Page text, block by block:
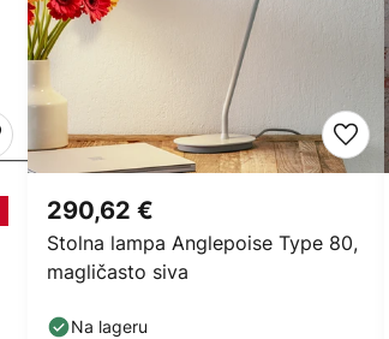
Stolna lampa Anglepoise Type 80,
magličasto siva
290,62 €
Na lageru